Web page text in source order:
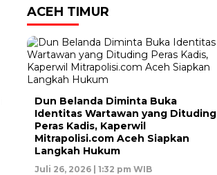
ACEH TIMUR
Dun Belanda Diminta Buka
Identitas Wartawan yang Dituding
Peras Kadis, Kaperwil
Mitrapolisi.com Aceh Siapkan
Langkah Hukum
Juli 26, 2026 | 1:32 pm WIB